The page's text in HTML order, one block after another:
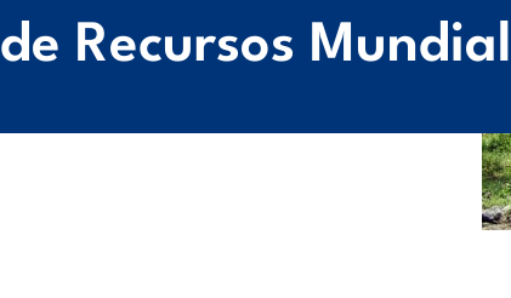
de Recursos